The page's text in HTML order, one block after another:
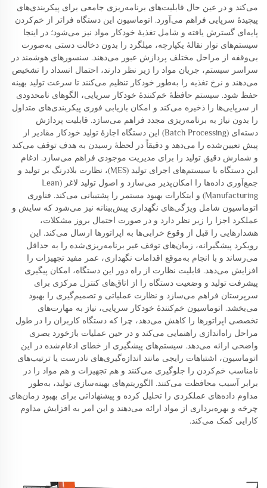
می‌کند و در عین حال قابلیت‌های برنامه‌ریزی جامعی برای پیکربندی‌های
پیچیدهٔ سرپایی فراهم می‌آورد. اتوماسیون این دستگاه فراتر از خم‌کردن
پایه‌ای گسترش یافته و شامل تغذیهٔ خودکار مواد نیز می‌شود؛ در اینجا
سیستم‌های نوار نقالهٔ یکپارچه، میلگرد را بدون دخالت دستی به‌صورت
بی‌وقفه از مراحل مختلف پردازش عبور می‌دهند. سنسورهای هوشمند در
سراسر سیستم، جریان مواد را زیر نظر دارند، احتمال انسداد را تشخیص
می‌دهند و نرخ تغذیه را به‌طور خودکار تنظیم می‌کنند تا سرعت تولید بهینه
حفظ شود. سیستم حافظهٔ خم‌کنندهٔ خودکار سرپایی، الگوهای نامحدودی
از سرپایی‌ها را ذخیره می‌کند و امکان بازیابی فوری پیکربندی‌های متداول
را بدون نیاز به برنامه‌ریزی مجدد فراهم می‌سازد. قابلیت پردازش
دسته‌ای (Batch Processing) این دستگاه اجازهٔ تولید خودکار مقادیر از
پیش تعیین‌شده را می‌دهد و دقیقاً در لحظهٔ رسیدن به هدف توقف می‌کند
و شمارش دقیق تولید را برای مدیریت موجودی فراهم می‌سازد. ادغام
این دستگاه با سیستم‌های اجرای تولید (MES)، نظارت بلادرنگ بر تولید و
جمع‌آوری داده‌ها را امکان‌پذیر می‌سازد و اصول تولید لاغر (Lean
Manufacturing) و ابتکارات بهبود مستمر را پشتیبانی می‌کند. فناوری
اتوماسیون شامل ویژگی‌های نگهداری پیش‌بینانه نیز می‌شود که سایش و
عملکرد اجزا را زیر نظر دارد و در صورت احتمال بروز مشکلات،
هشدارهایی را قبل از وقوع خرابی‌ها به اپراتورها ارسال می‌کند. این
رویکرد پیشگیرانه، زمان‌های توقف غیر برنامه‌ریزی‌شده را به حداقل
می‌رساند و با انجام به‌موقع اقدامات نگهداری، عمر مفید تجهیزات را
افزایش می‌دهد. قابلیت نظارت از راه دور این دستگاه، امکان پیگیری
پیشرفت تولید و وضعیت دستگاه را از اتاق‌های کنترل مرکزی برای
سرپرستان فراهم می‌سازد و نظارت عملیاتی و تصمیم‌گیری را بهبود
می‌بخشد. اتوماسیون خم‌کنندهٔ خودکار سرپایی، نیاز به مهارت‌های
تخصصی اپراتورها را کاهش می‌دهد، چرا که دستگاه کاربران را در طول
مراحل راه‌اندازی راهنمایی می‌کند و در حین عملیات بازخورد بصری
واضحی ارائه می‌دهد. سیستم‌های پیشگیری از خطای ادغام‌شده در این
اتوماسیون، اشتباهات رایجی مانند اندازه‌گیری‌های نادرست یا ترتیب‌های
نامناسب خم‌کردن را جلوگیری می‌کنند و هم تجهیزات و هم مواد را در
برابر آسیب محافظت می‌کنند. الگوریتم‌های بهینه‌سازی تولید، به‌طور
مداوم داده‌های عملکردی را تحلیل کرده و پیشنهاداتی برای بهبود زمان‌های
چرخه و بهره‌برداری از مواد ارائه می‌دهند و این امر به افزایش مداوم
کارایی کمک می‌کند.